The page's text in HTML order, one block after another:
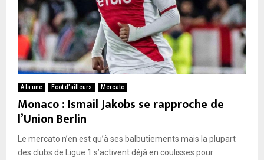
A la une Foot d’ailleurs Mercato
Monaco : Ismail Jakobs se rapproche de
l’Union Berlin
Le mercato n’en est qu’à ses balbutiements mais la plupart
des clubs de Ligue 1 s’activent déjà en coulisses pour